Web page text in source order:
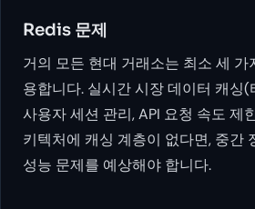
Redis 문제
거의 모든 현대 거래소는 최소 세
용합니다. 실시간 시장 데이터 캐싱
사용자 세션 관리, API 요청 속도 제
키텍처에 캐싱 계층이 없다면, 중간
성능 문제를 예상해야 합니다.